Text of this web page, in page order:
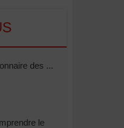
des ...
le